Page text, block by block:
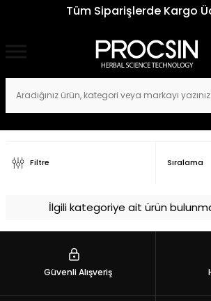
Tüm Siparişlerde Kargo
Filtre
İlgili kategoriye ait ürün
Güvenli Alışveriş